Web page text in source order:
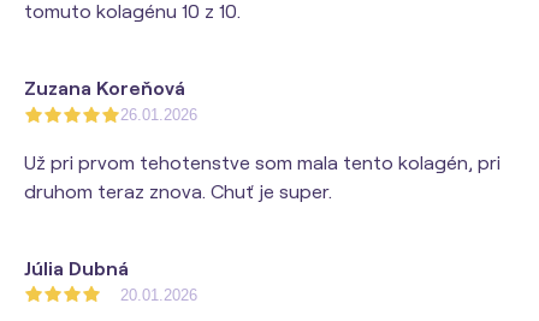
tomuto kolagénu 10 z 10.
Zuzana Koreňová
26.01.2026
Už pri prvom tehotenstve som mala tento kolagén, pri
druhom teraz znova. Chuť je super.
Júlia Dubná
20.01.2026